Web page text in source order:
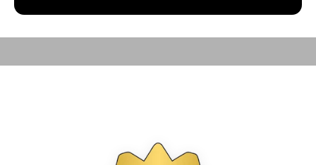
Renderizamos tu proyecto para que puedas tener un acercamiento